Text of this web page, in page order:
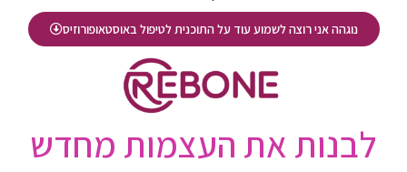
נוגהה אני רוצה לשמוע עוד על התוכנית לטיפול באוסטאופורוזיס
לבנות את העצמות מחדש